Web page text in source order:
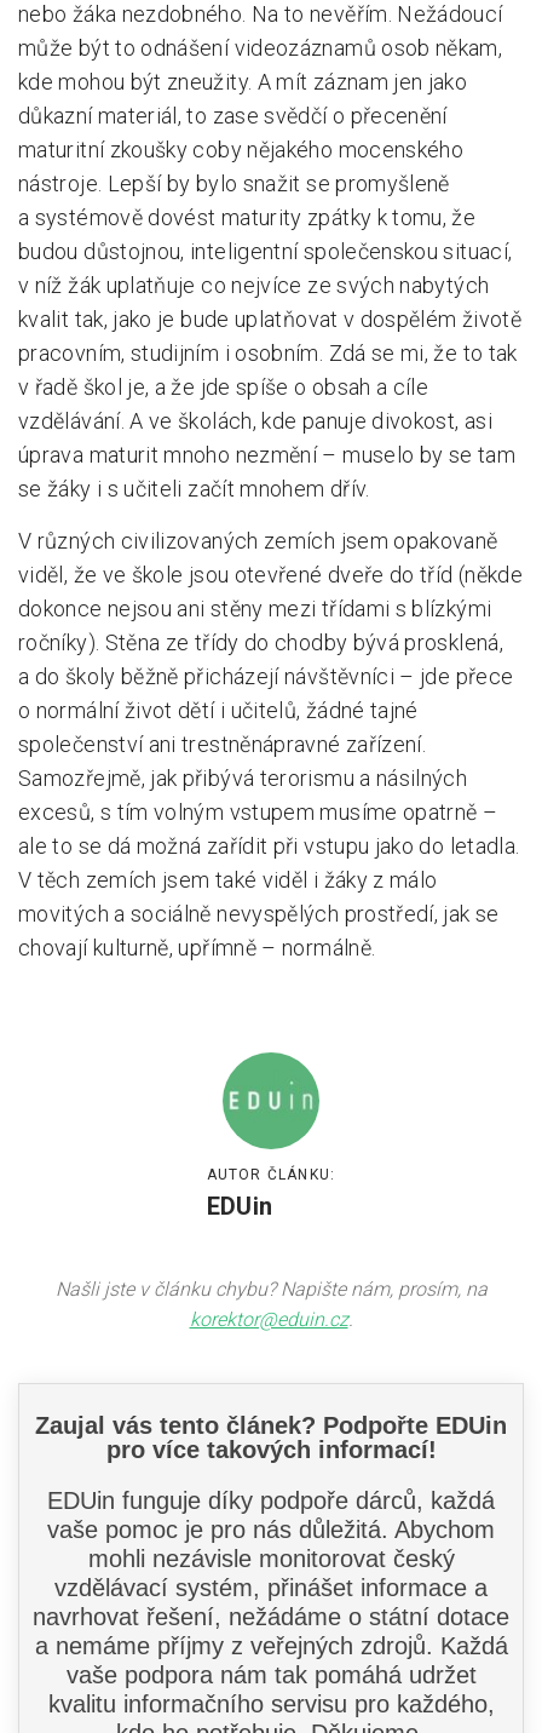
nebo žáka nezdobného. Na to nevěřím. Nežádoucí
může být to odnášení videozáznamů osob někam,
kde mohou být zneužity. A mít záznam jen jako
důkazní materiál, to zase svědčí o přecenění
maturitní zkoušky coby nějakého mocenského
nástroje. Lepší by bylo snažit se promyšleně
a systémově dovést maturity zpátky k tomu, že
budou důstojnou, inteligentní společenskou situací,
v níž žák uplatňuje co nejvíce ze svých nabytých
kvalit tak, jako je bude uplatňovat v dospělém životě
pracovním, studijním i osobním. Zdá se mi, že to tak
v řadě škol je, a že jde spíše o obsah a cíle
vzdělávání. A ve školách, kde panuje divokost, asi
úprava maturit mnoho nezmění – muselo by se tam
se žáky i s učiteli začít mnohem dřív.
V různých civilizovaných zemích jsem opakovaně
viděl, že ve škole jsou otevřené dveře do tříd (někde
dokonce nejsou ani stěny mezi třídami s blízkými
ročníky). Stěna ze třídy do chodby bývá prosklená,
a do školy běžně přicházejí návštěvníci – jde přece
o normální život dětí i učitelů, žádné tajné
společenství ani trestněnápravné zařízení.
Samozřejmě, jak přibývá terorismu a násilných
excesů, s tím volným vstupem musíme opatrně –
ale to se dá možná zařídit při vstupu jako do letadla.
V těch zemích jsem také viděl i žáky z málo
movitých a sociálně nevyspělých prostředí, jak se
chovají kulturně, upřímně – normálně.
AUTOR ČLÁNKU:
EDUin
Našli jste v článku chybu? Napište nám, prosím, na
korektor@eduin.cz.